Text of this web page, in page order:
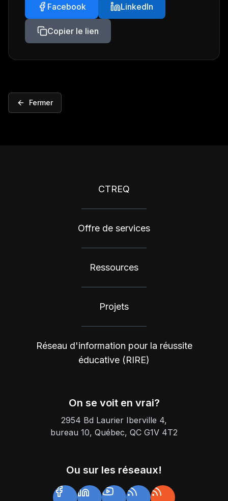
Facebook LinkedIn
Copier le lien
Fermer
CTREQ
Offre de services
Ressources
Projets
Réseau d'information pour la réussite
éducative (RIRE)
On se voit en vrai?
2954 Bd Laurier Iberville 4,
bureau 10, Québec, QC G1V 4T2
Ou sur les réseaux!